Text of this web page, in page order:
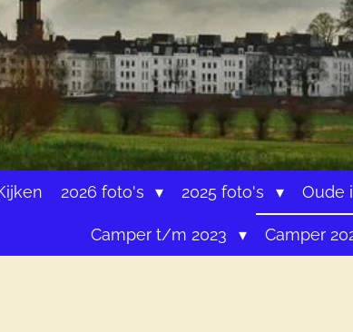
2026 foto's 2025 foto's Oude
Camper t/m 2023 Camper